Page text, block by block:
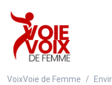
VoixVoie de Femme